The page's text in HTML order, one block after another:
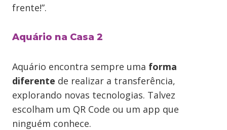
frente!”.
Aquário na Casa 2
Aquário encontra sempre uma forma
diferente de realizar a transferência,
explorando novas tecnologias. Talvez
escolham um QR Code ou um app que
ninguém conhece.